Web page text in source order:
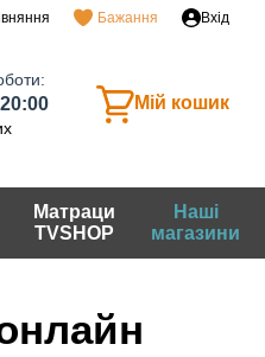
Бажання Вхід
Мій кошик
Матраци
TVSHOP
Наші
магазини